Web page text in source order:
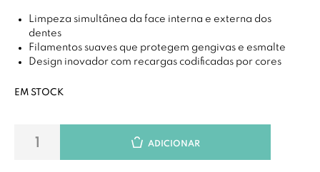
Limpeza simultânea da face interna e externa dos
dentes
Filamentos suaves que protegem gengivas e esmalte
Design inovador com recargas codificadas por cores
EM STOCK
ADICIONAR